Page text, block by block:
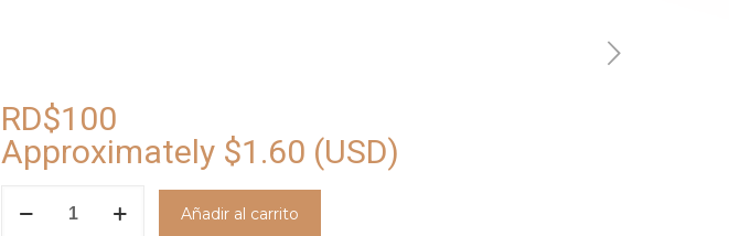
RD$100
Approximately $1.60 (USD)
dedicatoria
Añadir al carrito